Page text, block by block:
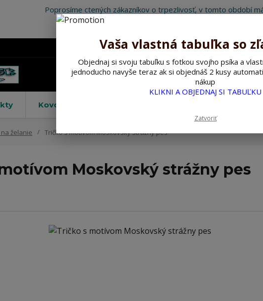
Poprosíme ctených zákazníkov o trpezlivosť, v tomto období
Kovové výstražné ceduľky
želanie Tričko s motívom Moskovský strážny pes
Moskovský strážny pes
Vaša vlastná tabuľka so
Objednaj si svoju tabuľku s fotkou svojho psíka a
jednoducho navyše teraz ak si objednáš 2 kusy
nákup
KLIKNI A OBJEDNAJ SI TABUĽKU
Zatvoriť